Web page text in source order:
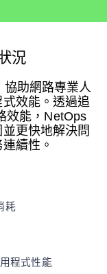
況
協助網路專業人
效能。透過追
效能，NetOps
更快地解決問
續性。
耗
程式性能